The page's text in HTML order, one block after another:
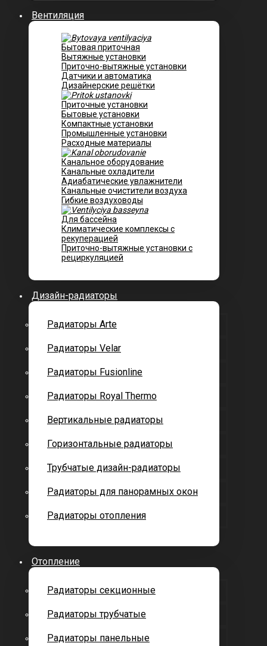
Вентиляция
Бытовая приточная
Вытяжные установки
Приточно-вытяжные установки
Датчики и автоматика
Дизайнерские решётки
Приточные установки
Бытовые установки
Компактные установки
Промышленные установки
Расходные материалы
Канальное оборудование
Канальные охладители
Адиабатические увлажнители
Канальные очистители воздуха
Гибкие воздуховоды
Для бассейна
Климатические комплексы с
рекуперацией
Приточно-вытяжные установки с
рециркуляцией
Дизайн-радиаторы
Радиаторы Arte
Радиаторы Velar
Радиаторы Fusionline
Радиаторы Royal Thermo
Вертикальные радиаторы
Горизонтальные радиаторы
Трубчатые дизайн-радиаторы
Радиаторы для панорамных окон
Радиаторы отопления
Отопление
Радиаторы секционные
Радиаторы трубчатые
Радиаторы панельные